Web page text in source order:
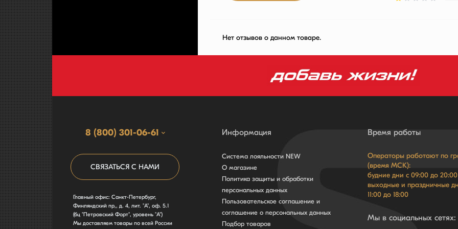
Нет отзывов о данном товаре.
8 (800) 301-06-61
СВЯЗАТЬСЯ С НАМИ
Главный офис: Санкт-Петербург,
Финляндский пр,, д. 4, лит. "А", оф. 5.1
(бц "Петровский Форт", уровень "А")
Мы доставляем товары по всей России
Информация
Система лояльности NEW
О магазине
Политика защиты и обработки
персональных данных
Пользовательское соглашение и
соглашение о персональных данных
Подбор товаров
Время работы
Операторы работают по
(время МСК):
будние дни с 09:00 до 20:00
выходные и праздничные
11:00 до 18:00
Мы в социальных сетях: